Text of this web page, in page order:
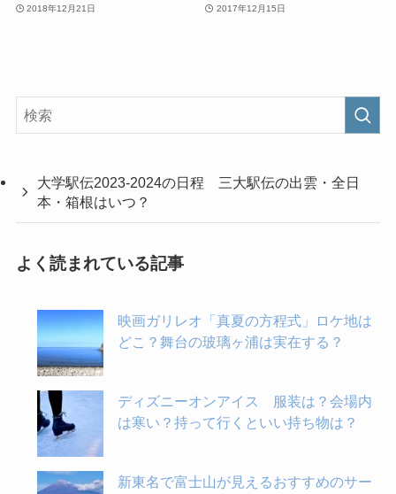
2018年12月21日 2017年12月15日
大学駅伝2023-2024の日程 三大駅伝の出雲・全日
本・箱根はいつ？
よく読まれている記事
映画ガリレオ「真夏の方程式」ロケ地は
どこ？舞台の玻璃ヶ浦は実在する？
ディズニーオンアイス 服装は？会場内
は寒い？持って行くといい持ち物は？
新東名で富士山が見えるおすすめのサー